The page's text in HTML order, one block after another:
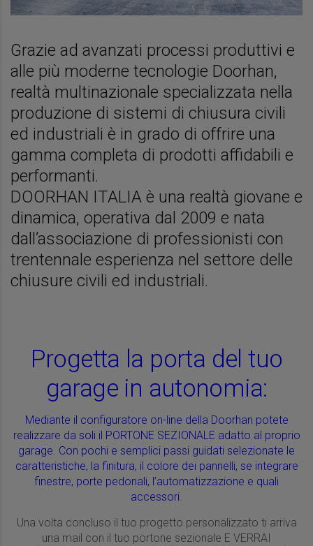
Grazie ad avanzati processi produttivi e
alle più moderne tecnologie Doorhan,
realtà multinazionale specializzata nella
produzione di sistemi di chiusura civili
ed industriali è in grado di offrire una
gamma completa di prodotti affidabili e
performanti.
DOORHAN ITALIA è una realtà giovane e
dinamica, operativa dal 2009 e nata
dall’associazione di professionisti con
trentennale esperienza nel settore delle
chiusure civili ed industriali.
Progetta la porta del tuo
garage in autonomia:
Mediante il configuratore on-line della Doorhan potete
realizzare da soli il PORTONE SEZIONALE adatto al proprio
garage. Con pochi e semplici passi guidati selezionate le
caratteristiche, la finitura, il colore dei pannelli, se integrare
finestre, porte pedonali, l’automatizzazione e quali
accessori.
Una volta concluso il tuo progetto personalizzato ti arriva
una mail con il tuo portone sezionale E VERRAI